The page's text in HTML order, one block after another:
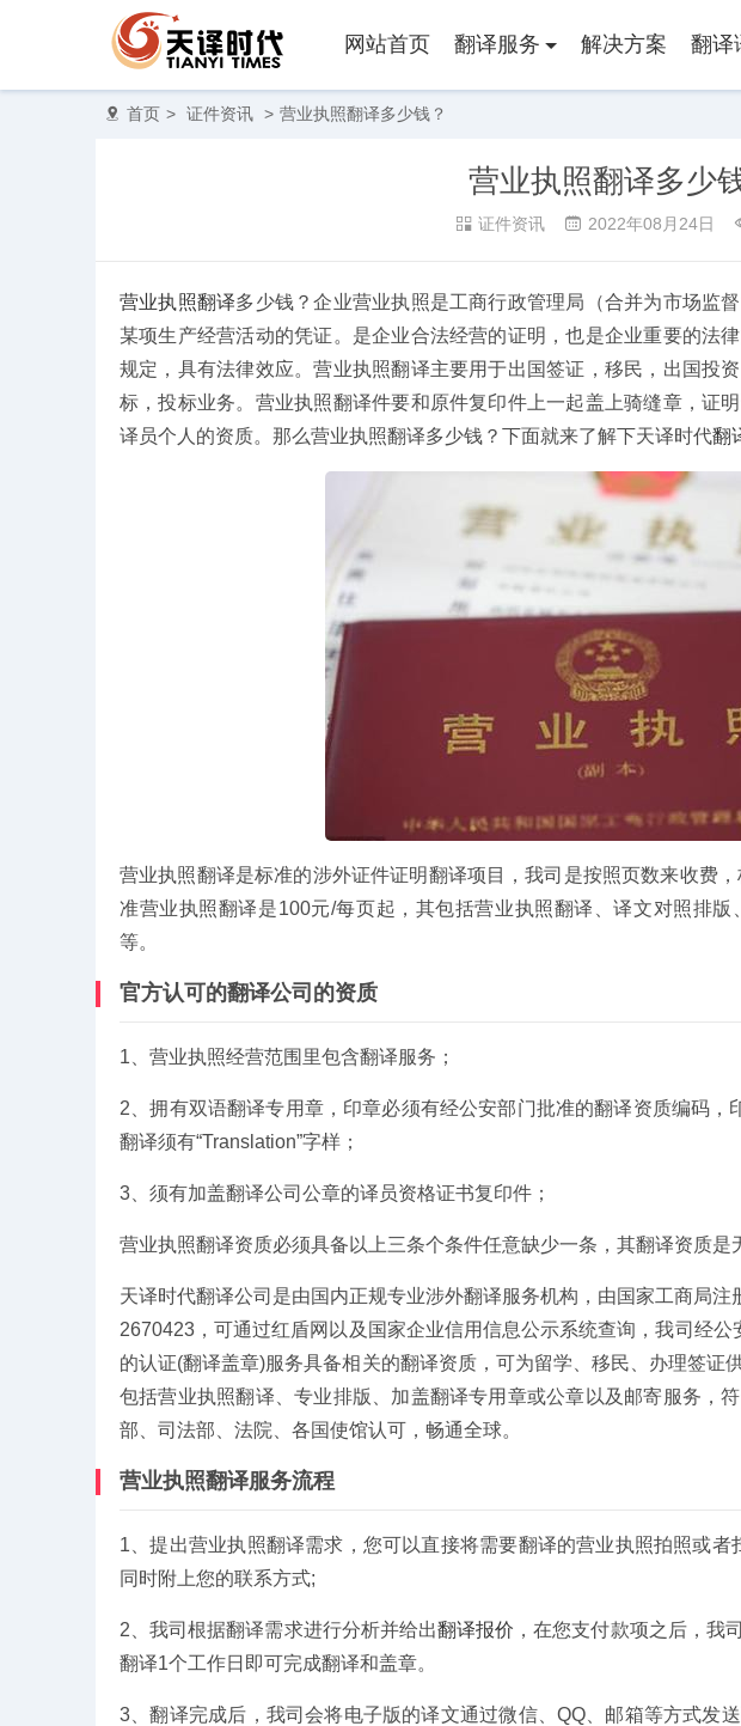
网站首页 翻译服务 解决方案 翻译
首页 > 证件资讯 > 营业执照翻译多少钱？
营业执照翻译多少
证件资讯 2022年08月24日
营业执照翻译多少钱？企业营业执照是工商行政管理局（合并为市场监
某项生产经营活动的凭证。是企业合法经营的证明，也是企业重要的法
规定，具有法律效应。营业执照翻译主要用于出国签证，移民，出国投
标，投标业务。营业执照翻译件要和原件复印件上一起盖上骑缝章，证
译员个人的资质。那么营业执照翻译多少钱？下面就来了解下天译时代翻
营业执照翻译是标准的涉外证件证明翻译项目，我司是按照页数来收费
准营业执照翻译是100元/每页起，其包括营业执照翻译、译文对照排
等。
官方认可的翻译公司的资质
1、营业执照经营范围里包含翻译服务；
2、拥有双语翻译专用章，印章必须有经公安部门批准的翻译资质编码，
翻译须有“Translation”字样；
3、须有加盖翻译公司公章的译员资格证书复印件；
营业执照翻译资质必须具备以上三条个条件任意缺少一条，其翻译资质是
天译时代翻译公司是由国内正规专业涉外翻译服务机构，由国家工商局
2670423，可通过红盾网以及国家企业信用信息公示系统查询，我司经公
的认证(翻译盖章)服务具备相关的翻译资质，可为留学、移民、办理签证
包括营业执照翻译、专业排版、加盖翻译专用章或公章以及邮寄服务，
部、司法部、法院、各国使馆认可，畅通全球。
营业执照翻译服务流程
1、提出营业执照翻译需求，您可以直接将需要翻译的营业执照拍照或者
同时附上您的联系方式;
2、我司根据翻译需求进行分析并给出翻译报价 ，在您支付款项之后，我
翻译1个工作日即可完成翻译和盖章。
3、翻译完成后，我司会将电子版的译文通过微信、QQ、邮箱等方式发
录取通知书翻译 结婚